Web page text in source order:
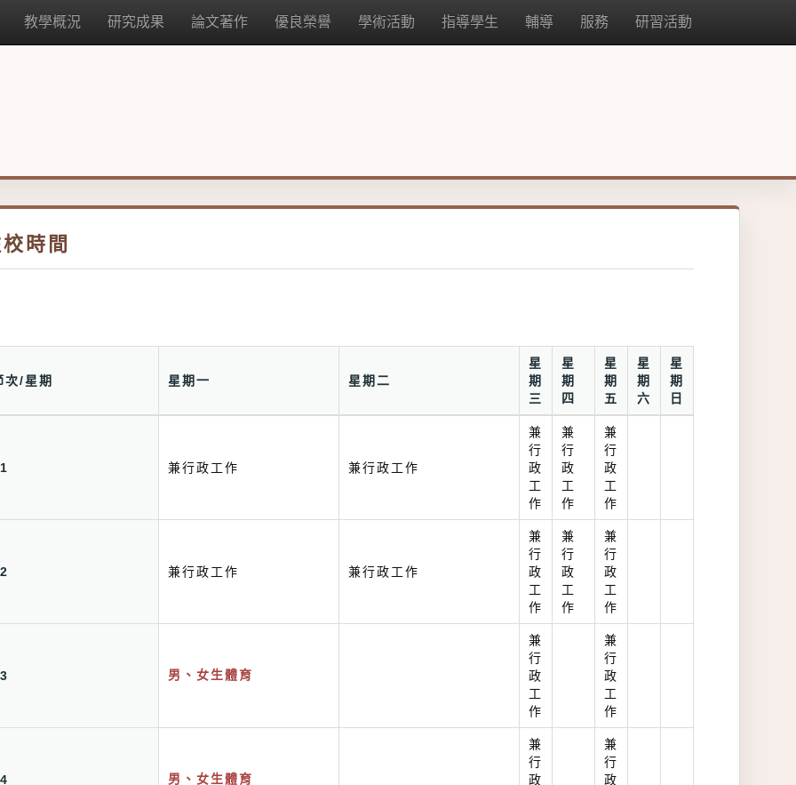
教學概況 研究成果 論文著作 優良榮譽 學術活動 指導學生 輔導 服務 研習活動
時間
次/星期 星期一 星期二
星
期
三
星
期
四
星
期
五
星
期
六
星
期
日
兼行政工作 兼行政工作
兼
行
政
工
作
兼
行
政
工
作
兼
行
政
工
作
兼行政工作 兼行政工作
兼
行
政
工
作
兼
行
政
工
作
兼
行
政
工
作
男、女生體育
兼
行
政
工
作
兼
行
政
工
作
男、女生體育
兼
行
政
兼
行
政